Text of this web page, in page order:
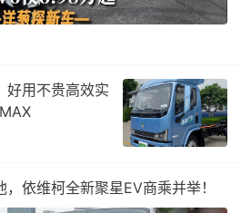
好用不贵高效实
，依维柯全新聚星EV商乘并举！